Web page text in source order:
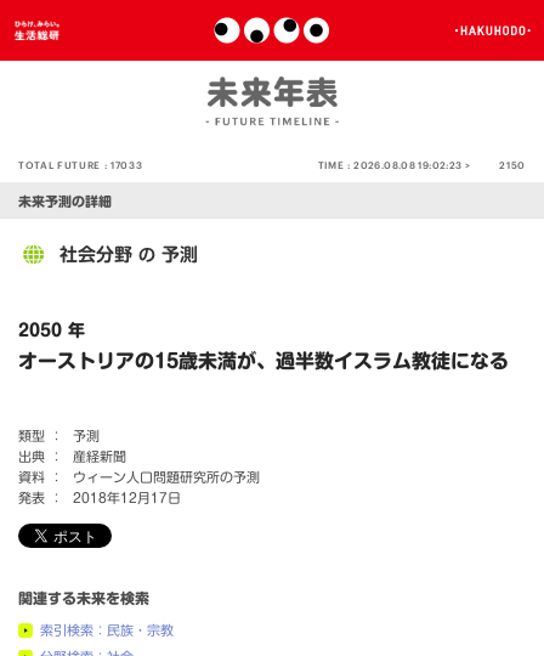
TOTAL FUTURE :17033 TIME :2026.08.08 19:02:23 > 2150
未来予測の詳細
社会分野 の 予測
2050 年
オーストリアの15歳未満が、過半数イスラム教徒になる
類型 ：
予測
出典 ：
産経新聞
資料 ：
ウィーン人口問題研究所の予測
発表 ：
2018年12月17日
関連する未来を検索
索引検索：民族・宗教